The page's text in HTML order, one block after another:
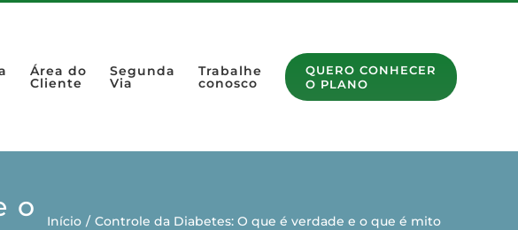
Área do
Cliente
Segunda
Via
Trabalhe
conosco
QUERO CONHECER
O PLANO
o
Início / Controle da Diabetes: O que é verdade e o que é mito